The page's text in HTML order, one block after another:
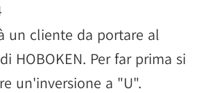
un cliente da portare al
HOBOKEN. Per far prima si
un'inversione a "U".